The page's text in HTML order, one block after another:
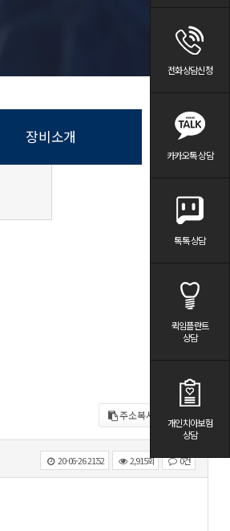
전화상담신청
카카오톡 상담
톡톡 상담
퀵임플란트
상담
개인치아보험
상담
장비소개
주소복사
20-06-26 21:52 2,915회 0건